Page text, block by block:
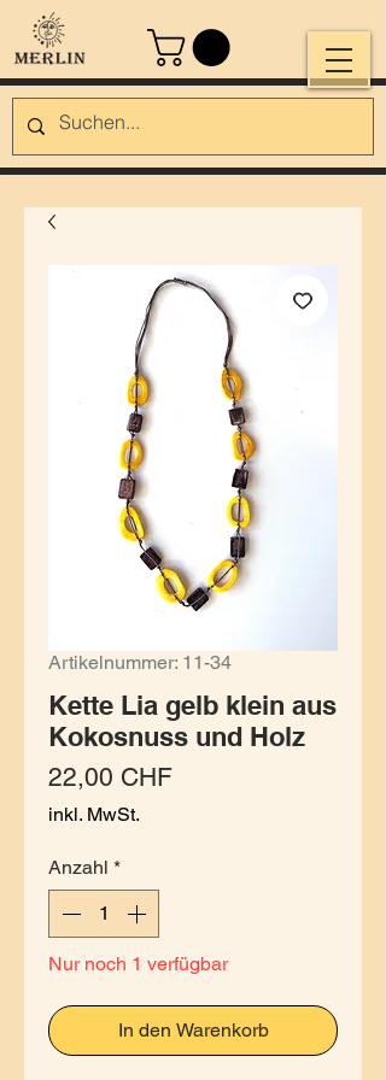
Artikelnummer: 11-34
Kette Lia gelb klein aus
Kokosnuss und Holz
22,00 CHFPreis
inkl. MwSt.
Anzahl *
Nur noch 1 verfügbar
In den Warenkorb